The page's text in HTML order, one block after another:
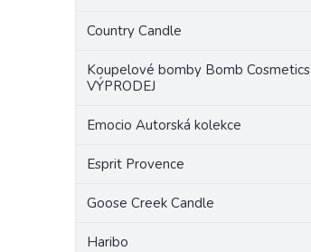
Country Candle
Koupelové bomby Bomb Cosmetics
VÝPRODEJ
Emocio Autorská kolekce
Esprit Provence
Goose Creek Candle
Haribo